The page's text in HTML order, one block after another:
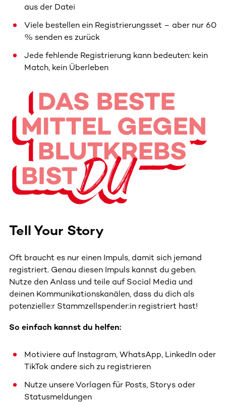
aus der Datei
Viele bestellen ein Registrierungsset – aber nur 60
% senden es zurück
Jede fehlende Registrierung kann bedeuten: kein
Match, kein Überleben
Tell Your Story
Oft braucht es nur einen Impuls, damit sich jemand
registriert. Genau diesen Impuls kannst du geben.
Nutze den Anlass und teile auf Social Media und
deinen Kommunikationskanälen, dass du dich als
potenzielle:r Stammzellspender:in registriert hast!
So einfach kannst du helfen:
Motiviere auf Instagram, WhatsApp, LinkedIn oder
TikTok andere sich zu registrieren
Nutze unsere Vorlagen für Posts, Storys oder
Statusmeldungen